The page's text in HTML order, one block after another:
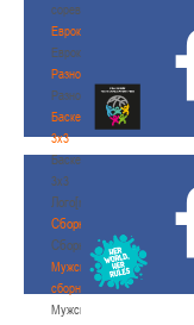
соревнования
Еврокубки
Еврокубки
Разное
Разное
Баскетбол
3х3
Баскетбол
3х3
Лого[modid=121]
Сборные
Сборные
Мужские
сборные
Мужские